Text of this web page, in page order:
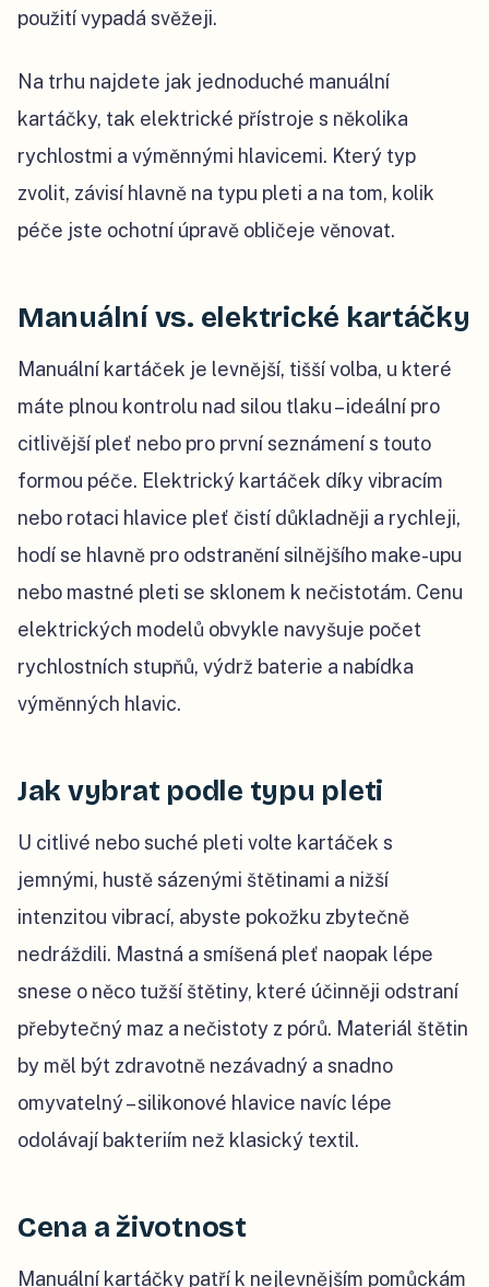
použití vypadá svěžeji.
Na trhu najdete jak jednoduché manuální
kartáčky, tak elektrické přístroje s několika
rychlostmi a výměnnými hlavicemi. Který typ
zvolit, závisí hlavně na typu pleti a na tom, kolik
péče jste ochotní úpravě obličeje věnovat.
Manuální vs. elektrické kartáčky
Manuální kartáček je levnější, tišší volba, u které
máte plnou kontrolu nad silou tlaku – ideální pro
citlivější pleť nebo pro první seznámení s touto
formou péče. Elektrický kartáček díky vibracím
nebo rotaci hlavice pleť čistí důkladněji a rychleji,
hodí se hlavně pro odstranění silnějšího make-upu
nebo mastné pleti se sklonem k nečistotám. Cenu
elektrických modelů obvykle navyšuje počet
rychlostních stupňů, výdrž baterie a nabídka
výměnných hlavic.
Jak vybrat podle typu pleti
U citlivé nebo suché pleti volte kartáček s
jemnými, hustě sázenými štětinami a nižší
intenzitou vibrací, abyste pokožku zbytečně
nedráždili. Mastná a smíšená pleť naopak lépe
snese o něco tužší štětiny, které účinněji odstraní
přebytečný maz a nečistoty z pórů. Materiál štětin
by měl být zdravotně nezávadný a snadno
omyvatelný – silikonové hlavice navíc lépe
odolávají bakteriím než klasický textil.
Cena a životnost
Manuální kartáčky patří k nejlevnějším pomůckám